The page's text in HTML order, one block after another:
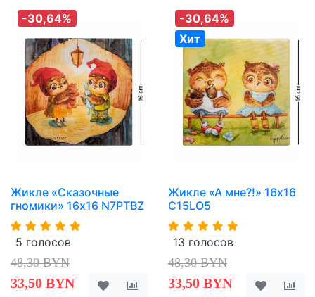
-30,64%
Жикле «Сказочные
гномики» 16х16 N7PTBZ
5 голосов
48,30 BYN
33,50 BYN
-30,64%
Хит
Жикле «А мне?!» 16х16
C15LO5
13 голосов
48,30 BYN
33,50 BYN